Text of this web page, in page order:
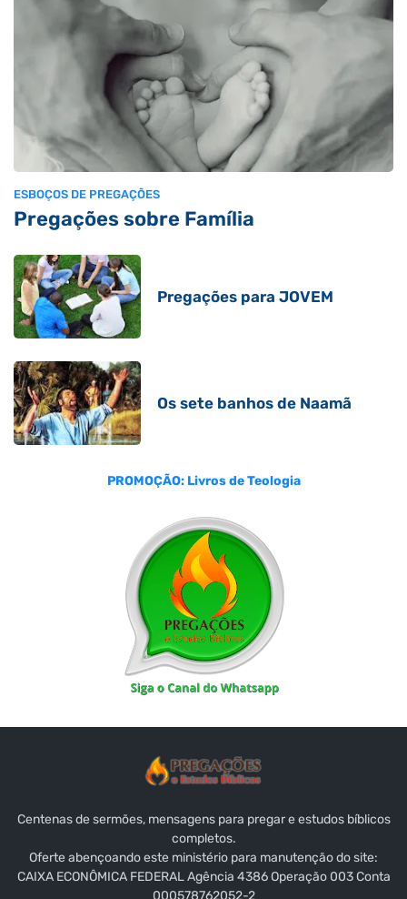
ESBOÇOS DE PREGAÇÕES
Pregações sobre Família
Pregações para JOVEM
Os sete banhos de Naamã
PROMOÇÃO: Livros de Teologia
Centenas de sermões, mensagens para pregar e estudos bíblicos
completos.
Oferte abençoando este ministério para manutenção do site:
CAIXA ECONÔMICA FEDERAL Agência 4386 Operação 003 Conta
000578762052-2